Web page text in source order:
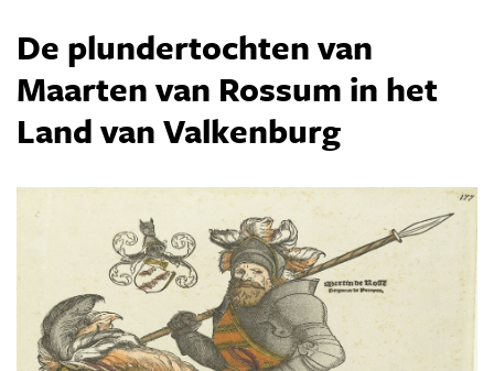
De plundertochten van
Maarten van Rossum in het
Land van Valkenburg